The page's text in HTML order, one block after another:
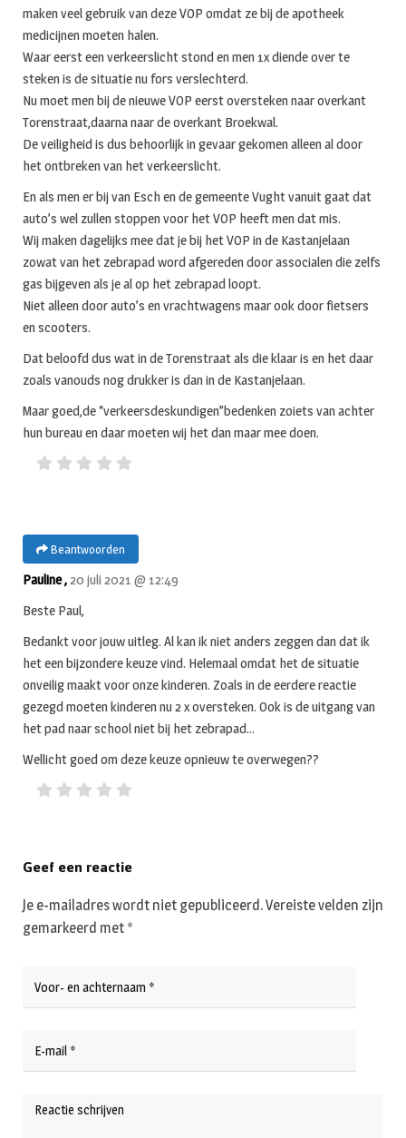
maken veel gebruik van deze VOP omdat ze bij de apotheek
medicijnen moeten halen.
Waar eerst een verkeerslicht stond en men 1x diende over te
steken is de situatie nu fors verslechterd.
Nu moet men bij de nieuwe VOP eerst oversteken naar overkant
Torenstraat,daarna naar de overkant Broekwal.
De veiligheid is dus behoorlijk in gevaar gekomen alleen al door
het ontbreken van het verkeerslicht.
En als men er bij van Esch en de gemeente Vught vanuit gaat dat
auto’s wel zullen stoppen voor het VOP heeft men dat mis.
Wij maken dagelijks mee dat je bij het VOP in de Kastanjelaan
zowat van het zebrapad word afgereden door associalen die zelfs
gas bijgeven als je al op het zebrapad loopt.
Niet alleen door auto’s en vrachtwagens maar ook door fietsers
en scooters.
Dat beloofd dus wat in de Torenstraat als die klaar is en het daar
zoals vanouds nog drukker is dan in de Kastanjelaan.
Maar goed,de “verkeersdeskundigen”bedenken zoiets van achter
hun bureau en daar moeten wij het dan maar mee doen.
Beantwoorden
Pauline ,20 juli 2021 @ 12:49
Beste Paul,
Bedankt voor jouw uitleg. Al kan ik niet anders zeggen dan dat ik
het een bijzondere keuze vind. Helemaal omdat het de situatie
onveilig maakt voor onze kinderen. Zoals in de eerdere reactie
gezegd moeten kinderen nu 2 x oversteken. Ook is de uitgang van
het pad naar school niet bij het zebrapad…
Wellicht goed om deze keuze opnieuw te overwegen??
Geef een reactie
Je e-mailadres wordt niet gepubliceerd.Vereiste velden zijn
gemarkeerd met *